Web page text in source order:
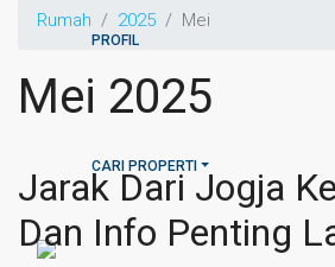
PROFIL
CARI PROPERTI
Rumah 2025 Mei
Mei 2025
Jarak Dari Jogja
Dan Info Penting